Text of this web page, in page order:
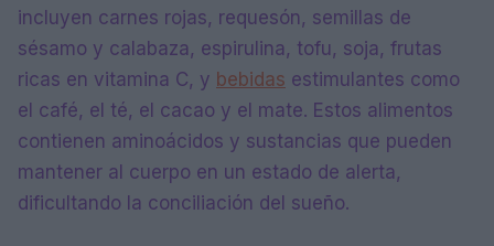
incluyen carnes rojas, requesón, semillas de
sésamo y calabaza, espirulina, tofu, soja, frutas
ricas en vitamina C, y bebidas estimulantes como
el café, el té, el cacao y el mate. Estos alimentos
contienen aminoácidos y sustancias que pueden
mantener al cuerpo en un estado de alerta,
dificultando la conciliación del sueño.